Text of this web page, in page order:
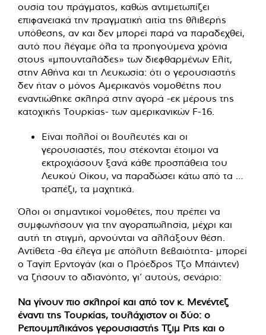
ουσία του πράγματος, καθώς αντιμετωπίζει
επιφανειακά την πραγματική αιτία της θλιβερής
υπόθεσης, αν και δεν μπορεί παρά να παραδεχθεί,
αυτό που λέγαμε όλα τα προηγούμενα χρόνια
στους «μπουνταλάδες» των διεφθαρμένων Ελίτ,
στην Αθήνα και τη Λευκωσία: ότι ο γερουσιαστής
δεν ήταν ο μόνος Αμερικανός νομοθέτης που
εναντιώθηκε σκληρά στην αγορά -εκ μέρους της
κατοχικής Τουρκίας- των αμερικανικών F-16.
Είναι πολλοί οι βουλευτές και οι
γερουσιαστές, που στέκονται έτοιμοι να
εκτροχιάσουν ξανά κάθε προσπάθεια του
Λευκού Οίκου, να παραδώσει κάτω από τα …
τραπέζι, τα μαχητικά.
Όλοι οι σημαντικοί νομοθέτες, που πρέπει να
συμφωνήσουν για την αγοραπωλησία, μέχρι και
αυτή τη στιγμή, αρνούνται να αλλάξουν θέση.
Αντίθετα -θα έλεγα με απόλυτη βεβαιότητα- μπορεί
ο Ταγίπ Ερντογάν (και ο Πρόεδρος Τζο Μπάιντεν)
να ζήσουν το αδιανόητο, γι’ αυτούς, σενάριο:
Να γίνουν πιο σκληροί και από τον κ. Μενέντεζ
έναντι της Τουρκίας, τουλάχιστον οι δύο: ο
Ρεπουμπλικάνος γερουσιαστής Τζιμ Ριτς και ο